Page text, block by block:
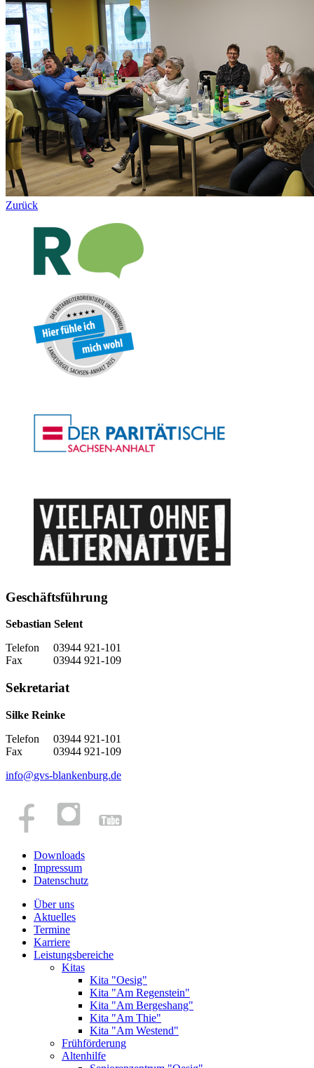
Zurück
Geschäftsführung
Sebastian Selent
Telefon 03944 921-101
Fax 03944 921-109
Sekretariat
Silke Reinke
Telefon 03944 921-101
Fax 03944 921-109
info@gvs-blankenburg.de
Downloads
Impressum
Datenschutz
Über uns
Aktuelles
Termine
Karriere
Leistungsbereiche
Kitas
Kita "Oesig"
Kita "Am Regenstein"
Kita "Am Bergeshang"
Kita "Am Thie"
Kita "Am Westend"
Frühförderung
Altenhilfe